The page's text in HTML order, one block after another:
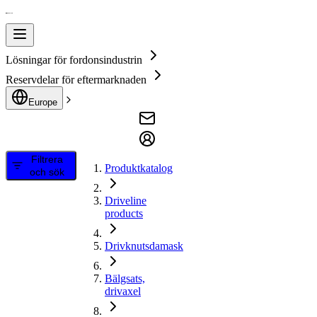
Lösningar för fordonsindustrin
Reservdelar för eftermarknaden
Europe
Filtrera
och sök
Produktkatalog
Driveline
products
Drivknutsdamask
Bälgsats,
drivaxel